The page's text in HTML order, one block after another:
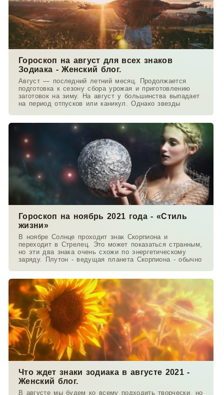
Гороскоп на август для всех знаков
Зодиака - Женский блог.
Август — последний летний месяц. Продолжается
подготовка к сезону сбора урожая и приготовлению
заготовок на зиму. На август у большинства выпадает
на период отпусков или каникул. Однако звезды
Гороскоп на ноябрь 2021 года - «Стиль
жизни»
В ноябре Солнце проходит знак Скорпиона и
переходит в Стрелец. Это может показаться странным,
но эти два знака очень схожи по энергетическому
заряду. Плутон - ведущая планета Скорпиона - обычно
Что ждет знаки зодиака в августе 2021 -
Женский блог.
В августе мы будем ко всему подходить творчески, но